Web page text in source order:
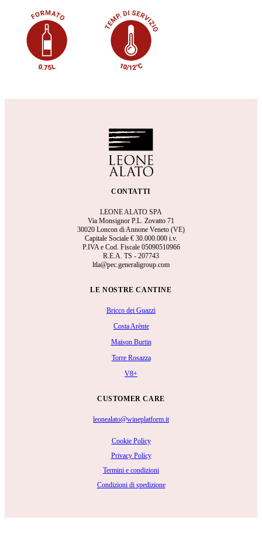
CONTATTI
LEONE ALATO SPA
Via Monsignor P.L. Zovatto 71
30020 Loncon di Annone Veneto (VE)
Capitale Sociale € 30.000.000 i.v.
P.IVA e Cod. Fiscale 05090510966
R.E.A. TS - 207743
ltla@pec.generaligroup.com
LE NOSTRE CANTINE
Bricco dei Guazzi
Costa Arènte
Maison Burtin
Torre Rosazza
V8+
CUSTOMER CARE
leonealato@wineplatform.it
Cookie Policy
Privacy Policy
Termini e condizioni
Condizioni di spedizione